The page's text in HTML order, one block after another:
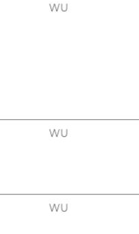
WU
WU
WU